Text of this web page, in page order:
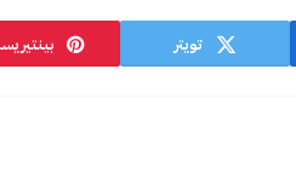
تويتر